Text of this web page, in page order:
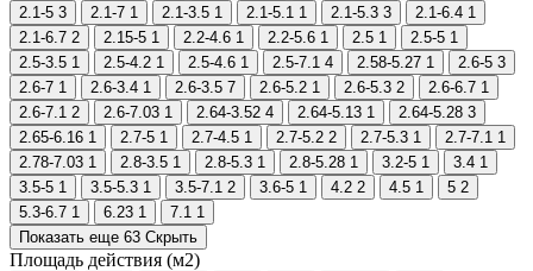
2.1-5 3 2.1-7 1 2.1-3.5 1 2.1-5.1 1 2.1-5.3 3 2.1-6.4 1
2.1-6.7 2 2.15-5 1 2.2-4.6 1 2.2-5.6 1 2.5 1 2.5-5 1
2.5-3.5 1 2.5-4.2 1 2.5-4.6 1 2.5-7.1 4 2.58-5.27 1 2.6-5 3
2.6-7 1 2.6-3.4 1 2.6-3.5 7 2.6-5.2 1 2.6-5.3 2 2.6-6.7 1
2.6-7.1 2 2.6-7.03 1 2.64-3.52 4 2.64-5.13 1 2.64-5.28 3
2.65-6.16 1 2.7-5 1 2.7-4.5 1 2.7-5.2 2 2.7-5.3 1 2.7-7.1 1
2.78-7.03 1 2.8-3.5 1 2.8-5.3 1 2.8-5.28 1 3.2-5 1 3.4 1
3.5-5 1 3.5-5.3 1 3.5-7.1 2 3.6-5 1 4.2 2 4.5 1 5 2
5.3-6.7 1 6.23 1 7.1 1
Показать еще 63 Скрыть
Площадь действия (м2)